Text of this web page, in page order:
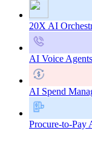
20X AI
AI Voice Agents
AI Spend
Procure-to-Pay